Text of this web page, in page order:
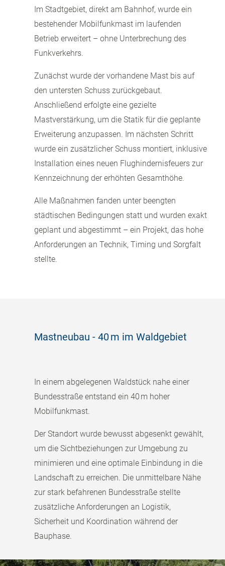
Im Stadtgebiet, direkt am Bahnhof, wurde ein
bestehender Mobilfunkmast im laufenden
Betrieb erweitert – ohne Unterbrechung des
Funkverkehrs.
Zunächst wurde der vorhandene Mast bis auf
den untersten Schuss zurückgebaut.
Anschließend erfolgte eine gezielte
Mastverstärkung, um die Statik für die geplante
Erweiterung anzupassen. Im nächsten Schritt
wurde ein zusätzlicher Schuss montiert, inklusive
Installation eines neuen Flughindernisfeuers zur
Kennzeichnung der erhöhten Gesamthöhe.
Alle Maßnahmen fanden unter beengten
städtischen Bedingungen statt und wurden exakt
geplant und abgestimmt – ein Projekt, das hohe
Anforderungen an Technik, Timing und Sorgfalt
stellte.
Mastneubau - 40 m im Waldgebiet
In einem abgelegenen Waldstück nahe einer
Bundesstraße entstand ein 40 m hoher
Mobilfunkmast.
Der Standort wurde bewusst abgesenkt gewählt,
um die Sichtbeziehungen zur Umgebung zu
minimieren und eine optimale Einbindung in die
Landschaft zu erreichen. Die unmittelbare Nähe
zur stark befahrenen Bundesstraße stellte
zusätzliche Anforderungen an Logistik,
Sicherheit und Koordination während der
Bauphase.